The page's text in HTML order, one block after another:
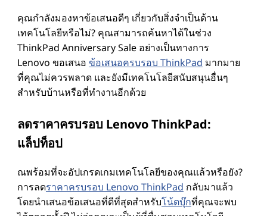
คุณกําลังมองหาข้อเสนอดีๆ เกี่ยวกับสิ่งจําเป็นด้าน
เทคโนโลยีหรือไม่? คุณสามารถค้นหาได้ในช่วง
ThinkPad Anniversary Sale อย่างเป็นทางการ
Lenovo ขอเสนอ ข้อเสนอครบรอบ ThinkPad มากมาย
ที่คุณไม่ควรพลาด และยังมีเทคโนโลยีสนับสนุนอื่นๆ
สําหรับบ้านหรือที่ทํางานอีกด้วย
ลดราคาครบรอบ Lenovo ThinkPad:
แล็ปท็อป
ณพร้อมที่จะอัปเกรดเกมเทคโนโลยีของคุณแล้วหรือยัง?
การลดราคาครบรอบ Lenovo ThinkPad กลับมาแล้ว
โดยนําเสนอข้อเสนอที่ดีที่สุดสําหรับโน้ตบุ๊กที่คุณจะพบ